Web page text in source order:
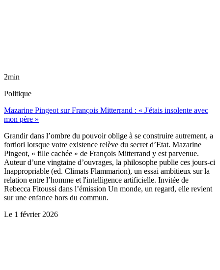
2min
Politique
Mazarine Pingeot sur François Mitterrand : « J'étais insolente avec
mon père »
Grandir dans l’ombre du pouvoir oblige à se construire autrement, a
fortiori lorsque votre existence relève du secret d’Etat. Mazarine
Pingeot, « fille cachée » de François Mitterrand y est parvenue.
Auteur d’une vingtaine d’ouvrages, la philosophe publie ces jours-ci
Inappropriable (ed. Climats Flammarion), un essai ambitieux sur la
relation entre l’homme et l'intelligence artificielle. Invitée de
Rebecca Fitoussi dans l’émission Un monde, un regard, elle revient
sur une enfance hors du commun.
Le 1 février 2026